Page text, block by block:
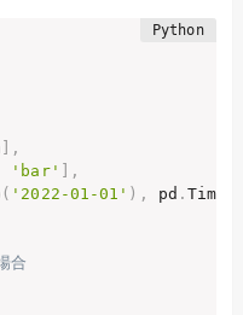
,
'bar'
,
( '2022-01-01' ) , pd .
合